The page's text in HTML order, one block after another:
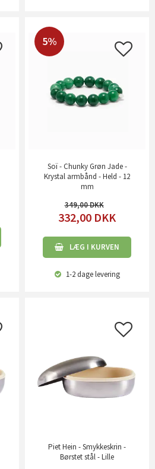
5%
Soï - Chunky Grøn Jade -
Krystal armbånd - Held - 12
mm
349,00
332,00 DKK
LÆG I KURVEN
1-2 dagelevering
Piet Hein - Smykkeskrin -
Børstet stål - Lille